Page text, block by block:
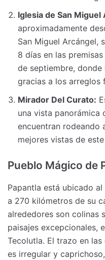
Iglesia de San Miguel
aproximadamente
San Miguel Arcángel,
8 días en las
de septiembre,
gracias a los arreglos
Mirador Del Curato:
una vista panorámica
encuentran rodeando
mejores vistas de
Pueblo Mágico de
Papantla está ubicado
a 270 kilómetros de su
alrededores son colinas
paisajes excepcionales,
Tecolutla. El trazo en
es irregular y